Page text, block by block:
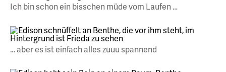
Ich bin schon ein bisschen müde vom Laufen …
… aber es ist einfach alles zuuu spannend